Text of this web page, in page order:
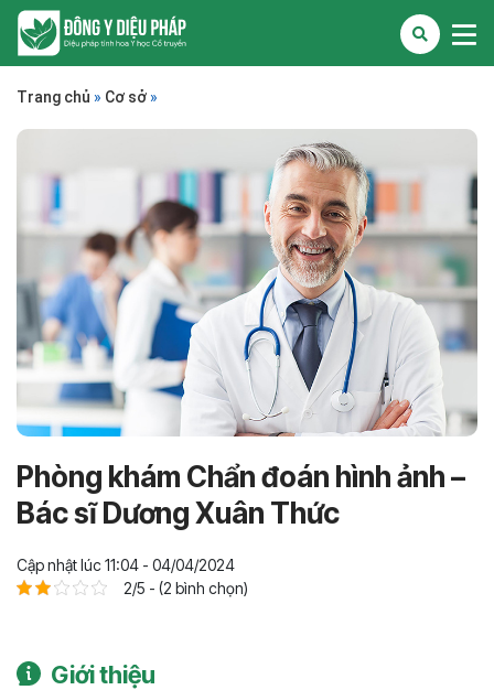
Trang chủ » Cơ sở »
Phòng khám Chẩn đoán hình ảnh –
Bác sĩ Dương Xuân Thức
Cập nhật lúc 11:04 - 04/04/2024
2/5 - (2 bình chọn)
Giới thiệu